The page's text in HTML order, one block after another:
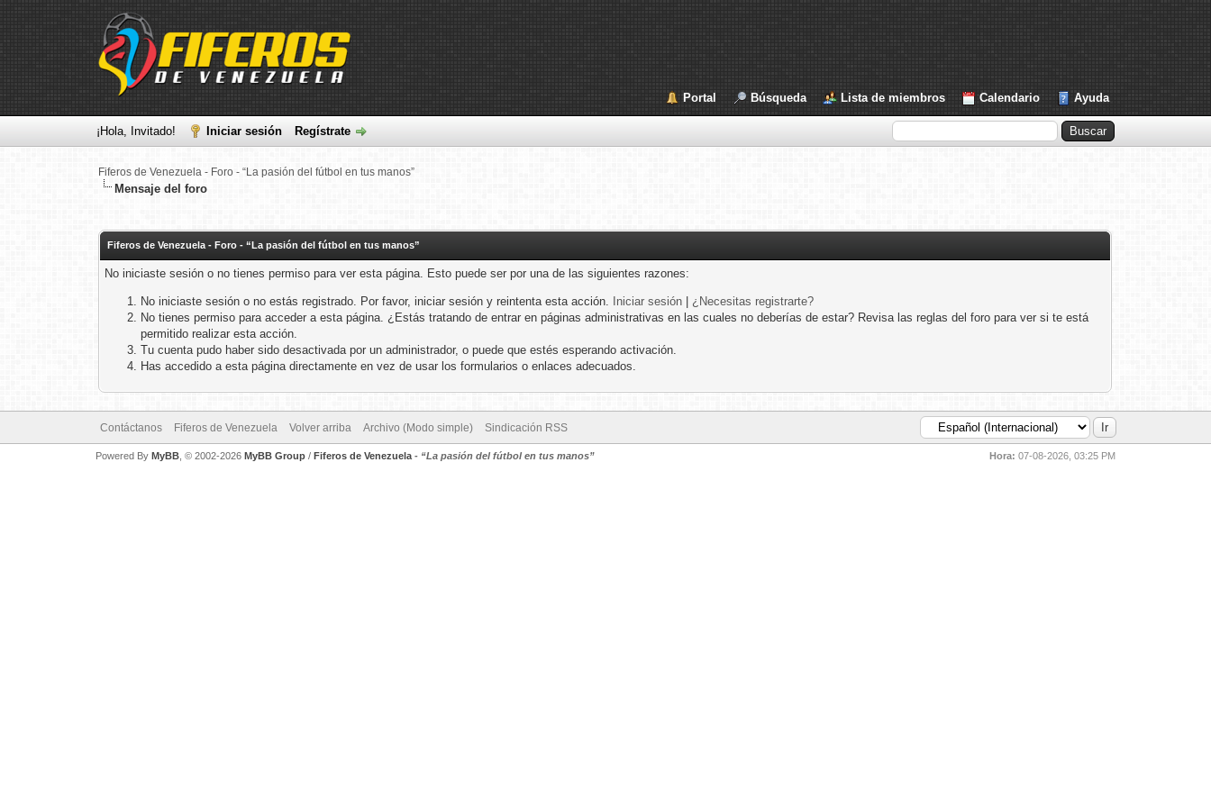
Portal Búsqueda Lista de miembros Calendario Ayuda
¡Hola, Invitado! Iniciar sesión Regístrate
Fiferos de Venezuela - Foro - “La pasión del fútbol en tus manos”
Mensaje del foro
Fiferos de Venezuela - Foro - “La pasión del fútbol en tus manos”
No iniciaste sesión o no tienes permiso para ver esta página. Esto puede ser por una de las siguientes razones:
No iniciaste sesión o no estás registrado. Por favor, iniciar sesión y reintenta esta acción. Iniciar sesión
¿Necesitas registrarte?
No tienes permiso para acceder a esta página. ¿Estás tratando de entrar en páginas administrativas en las cuales no deberías de estar? Revisa las reglas del foro para ver si te está
permitido realizar esta acción.
Tu cuenta pudo haber sido desactivada por un administrador, o puede que estés esperando activación.
Has accedido a esta página directamente en vez de usar los formularios o enlaces adecuados.
Contáctanos Fiferos de Venezuela Volver arriba Archivo (Modo simple) Sindicación RSS
Hora: 07-08-2026, 03:25 PM
Powered By MyBB, © 2002-2026 MyBB Group/ Fiferos de Venezuela- “La pasión del fútbol en tus manos”